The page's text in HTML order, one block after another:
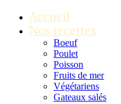
Accueil
Nos recettes
Boeuf
Poulet
Poisson
Fruits de mer
Végétariens
Gateaux salés